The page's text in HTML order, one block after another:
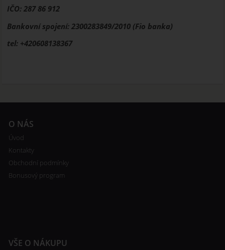
IČO: 287 86 912
Bankovní spojení: 2300283849/2010 (Fio banka)
tel: +420608138367
O NÁS
Úvod
Kontakty
Obchodní podmínky
Bonusový program
VŠE O NÁKUPU